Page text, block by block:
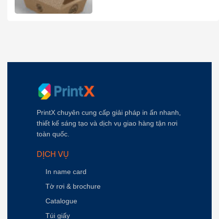
PrintX chuyên cung cấp giải pháp in ấn nhanh,
thiết kế sáng tạo và dịch vụ giao hàng tận nơi
toàn quốc.
DỊCH VỤ
In name card
Tờ rơi & brochure
Catalogue
Túi giấy